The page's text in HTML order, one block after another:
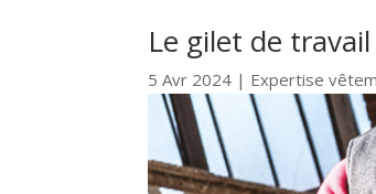
Le gilet de
5 Avr 2024 | Expertise